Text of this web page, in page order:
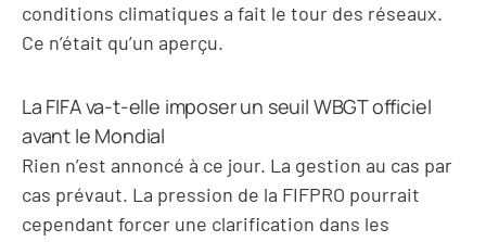
conditions climatiques a fait le tour des réseaux.
Ce n’était qu’un aperçu.
La FIFA va-t-elle imposer un seuil WBGT officiel
avant le Mondial
Rien n’est annoncé à ce jour. La gestion au cas par
cas prévaut. La pression de la FIFPRO pourrait
cependant forcer une clarification dans les